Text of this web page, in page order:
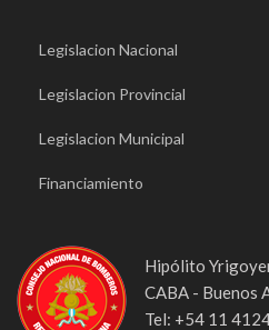
Legislacion Nacional
Legislacion Provincial
Legislacion Municipal
Financiamiento
Hipólito
CABA - Buenos
Tel: +54 11